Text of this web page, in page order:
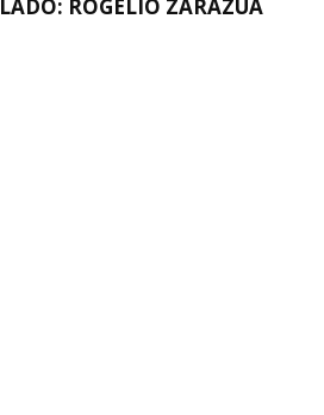
ROGELIO ZARAZÚA